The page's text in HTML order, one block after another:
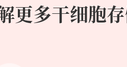
更多干细胞存